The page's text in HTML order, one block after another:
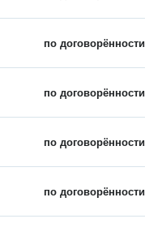
по договорённости
по договорённости
по договорённости
по договорённости